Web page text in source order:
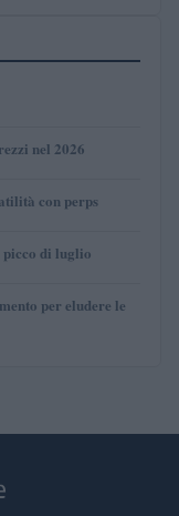
nel 2026
con perps
picco di luglio
per eludere le